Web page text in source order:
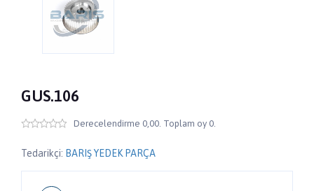
GUS.106
Derecelendirme 0,00. Toplam oy 0.
Tedarikçi: BARIŞ YEDEK PARÇA